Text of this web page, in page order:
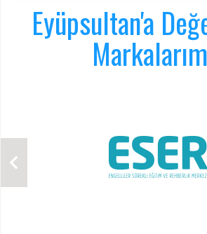
Eyüpsultan'a